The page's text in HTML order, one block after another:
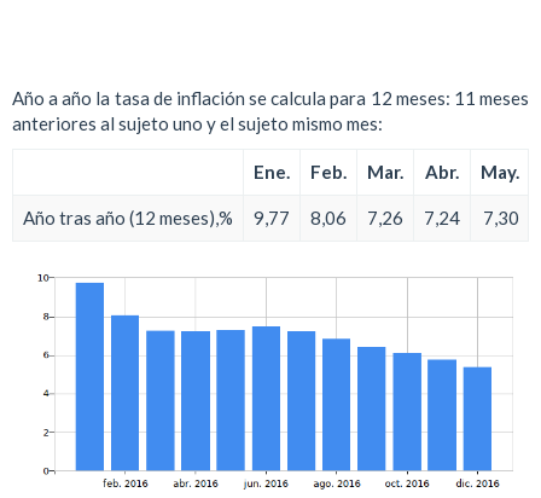
Año a año la tasa de inflación se calcula para 12 meses: 11 meses
anteriores al sujeto uno y el sujeto mismo mes:
Ene. Feb. Mar. Abr. May.
Año tras año (12 meses),% 9,77 8,06 7,26 7,24 7,30